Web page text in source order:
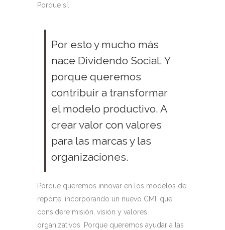
Porque sí.
Por esto y mucho más
nace Dividendo Social. Y
porque queremos
contribuir a transformar
el modelo productivo. A
crear valor con valores
para las marcas y las
organizaciones.
Porque queremos innovar en los modelos de
reporte, incorporando un nuevo CMI, que
considere misión, visión y valores
organizativos. Porque queremos ayudar a las